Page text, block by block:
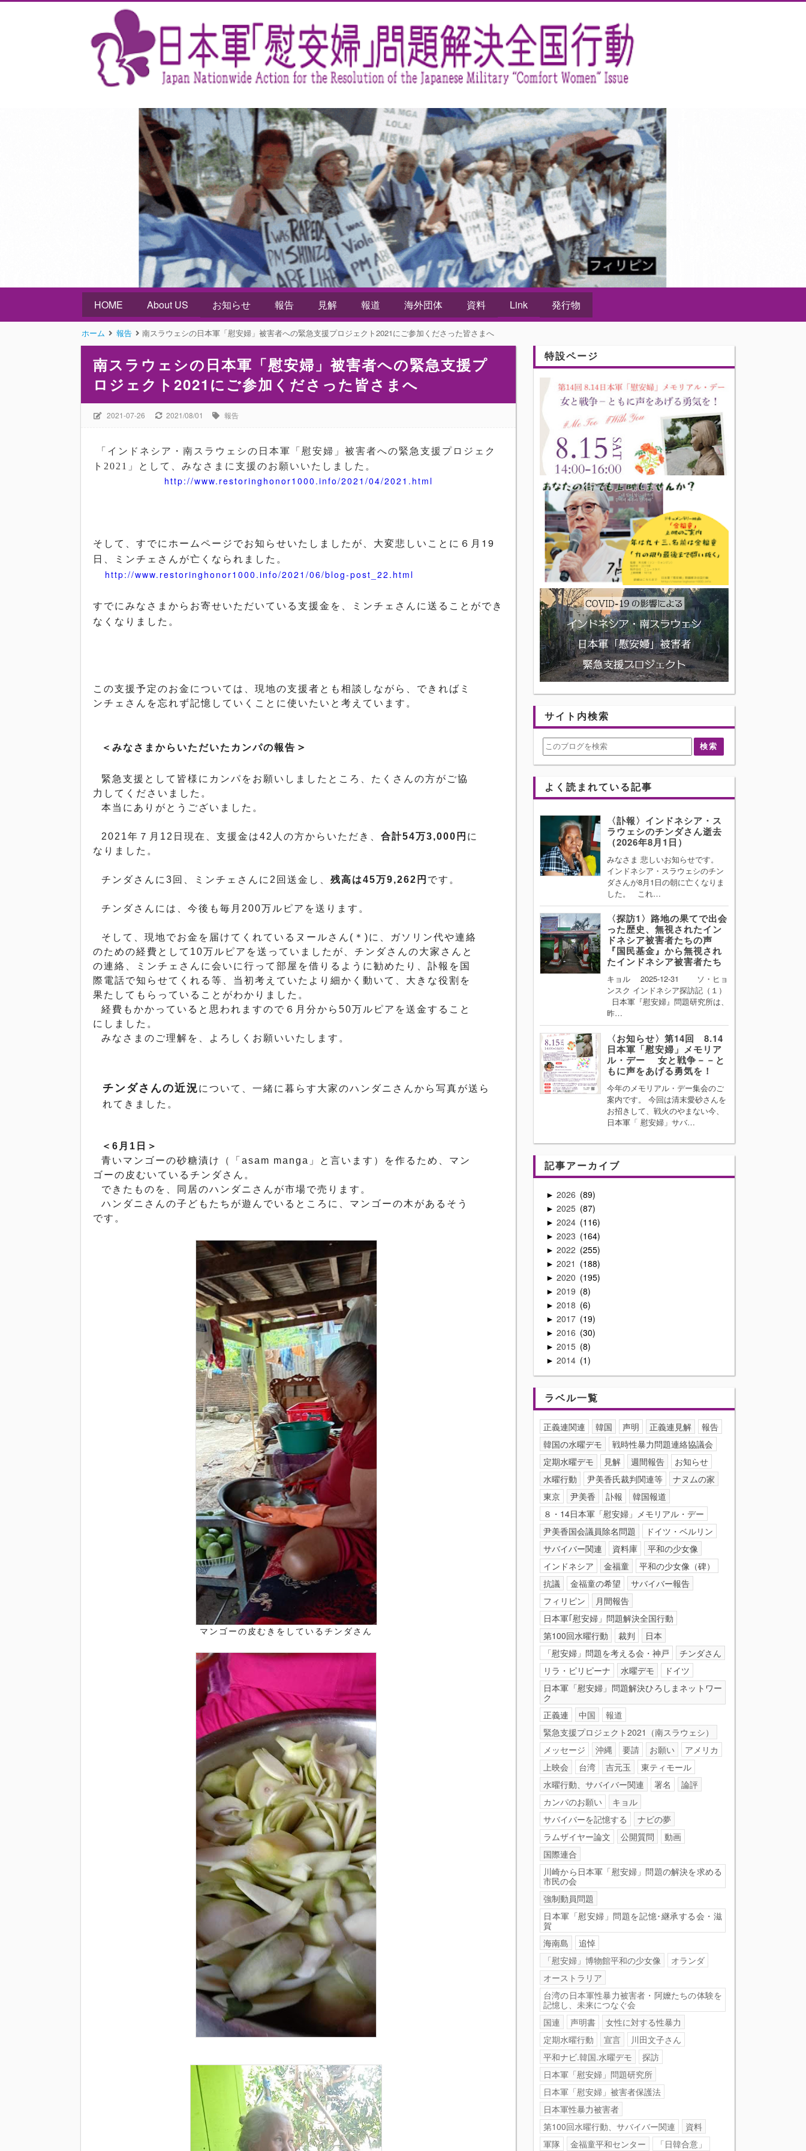
HOME About US お知らせ 報告 見解 報道 海外団体 資料 Link 発行物
ホーム 報告 南スラウェシの日本軍「慰安婦」被害者への緊急支援プロジェクト2021にご参加くださった皆さまへ
南スラウェシの日本軍「慰安婦」被害者への緊急支援プ
ロジェクト2021にご参加くださった皆さまへ
2021-07-26 2021/08/01 報告
「インドネシア・南スラウェシの日本軍「慰安婦」被害者への緊急支援プロジェク
ト2021」として、みなさまに支援のお願いいたしました。
http://www.restoringhonor1000.info/2021/04/2021.html
そして、すでにホームページでお知らせいたしましたが、 大変悲しいことに６月 19
日、ミンチェさんが亡くなられました。
http://www.restoringhonor1000.info/2021/06/blog-post_22.html
すでにみなさまからお寄せいただいている支援金を、
ミンチェさんに送ることができ
なくなりました。
この支援予定のお金については、現地の支援者とも相談しながら、 できればミ
ンチェさんを忘れず記憶していくことに使いたいと考え ています。
＜みなさまからいただいたカンパの報告 ＞
緊急支援として皆様にカンパをお願いしましたところ、たくさんの方がご協
力してくださいました。
本当にありがとうございました。
2021年７月 12 日現在、支援金は42 人の方からいただき、合計54万3,000 円 に
なりました。
チンダさんに3 回、 ミンチェさんに 2 回送金し、残高は45万9,262 円 です。
チンダさんには、今後も毎月 200万ルピアを送ります。
そして、現地でお金を届けてくれているヌールさん(＊)に、 ガソリン代や連絡
のための経費として 10万ルピアを送っていまし たが、チンダさんの大家さんと
の連絡、
ミンチェさんに会いに行って部屋を借りるように勧めたり、訃報を国
際電話で知らせてくれる等、 当初考えていたより細かく動いて、 大きな役割を
果たしてもらっていることがわかりました。
経費もかかっていると思われますので６月分から50万ルピアを送金すること
にしました。
みなさまのご理解を、よろしくお願いいたします。
チンダさんの近況について、一緒に暮らす大家のハンダニさんから写真が送ら
れてきました。
＜6 月 1 日＞
青いマンゴーの砂糖漬け（「asam manga 」と言います）を作るため、 マン
ゴーの皮むいているチンダさん。
できたものを、 同居のハンダニさんが市場で売ります。
ハンダニさんの子どもたちが遊んでいるところに、 マンゴーの木があるそう
です。
マンゴーの皮むきをしているチンダさん
特設ページ
サイト内検索
よく読まれている記事
〈訃報〉インドネシア・ス
ラウェシのチンダさん逝去
（2026年8月1日）
みなさま 悲しいお知らせです。
インドネシア・スラウェシのチン
ダさんが8月1日の朝に亡くなりま
した。 これ…
〈探訪1〉路地の果てで出会
った歴史、無視されたイン
ドネシア被害者たちの声
『国民基金』から無視され
たインドネシア被害者たち
キョル 2025-12-31 ソ・ヒョ
ンスク インドネシア探訪記（１）
日本軍『慰安婦』問題研究所は、
昨…
〈お知らせ〉第14回 8.14
日本軍「慰安婦」メモリア
ル・デー 女と戦争－－と
もに声をあげる勇気を！
今年のメモリアル・デー集会のご
案内です。 今回は清末愛砂さんを
お招きして、戦火のやまない今、
日本軍「 慰安婦」サバ…
記事アーカイブ
► 2026 89
► 2025 87
► 2024 116
► 2023 164
► 2022 255
► 2021 188
► 2020 195
► 2019 8
► 2018 6
► 2017 19
► 2016 30
► 2015 8
► 2014 1
ラベル一覧
正義連関連 韓国 声明 正義連見解
報告
韓国の水曜デモ
戦時性暴力問題連絡協議会
定期水曜デモ
見解 週間報告
お知らせ
水曜行動
尹美香氏裁判関連等
ナヌムの家
東京
尹美香 訃報
韓国報道
８・14日本軍「慰安婦」メモリアル・デー
尹美香国会議員除名問題
ドイツ・ベルリン
サバイバー関連
資料庫
平和の少女像
インドネシア
金福童
平和の少女像（碑）
抗議
金福童の希望
サバイバー報告
フィリピン
月間報告
日本軍｢慰安婦」問題解決全国行動
第100回水曜行動
裁判
日本
「慰安婦」問題を考える会・神戸
チンダさん
リラ・ピリピーナ
水曜デモ
ドイツ
日本軍「慰安婦」問題解決ひろしまネットワー
ク
正義連
中国
報道
緊急支援プロジェクト2021（南スラウェシ）
メッセージ
沖縄 要請 お願い
アメリカ
上映会
台湾 吉元玉
東ティモール
水曜行動、サバイバー関連
署名
論評
カンパのお願い
キョル
サバイバーを記憶する
ナビの夢
ラムザイヤー論文
公開質問
動画
国際連合
川崎から日本軍「慰安婦」問題の解決を求める
市民の会
強制動員問題
日本軍「慰安婦」問題を記憶･継承する会・滋
賀
海南島
追悼
「慰安婦」博物館平和の少女像
オランダ
オーストラリア
台湾の日本軍性暴力被害者・阿嬤たちの体験を
記憶し、未来につなぐ会
国連
声明書
女性に対する性暴力
定期水曜行動
宣言
川田文子さん
平和ナビ.韓国.水曜デモ
探訪
日本軍「慰安婦」問題研究所
日本軍「慰安婦」被害者保護法
日本軍性暴力被害者
第100回水曜行動、サバイバー関連
資料
軍隊
金福童平和センター 「日韓合意」